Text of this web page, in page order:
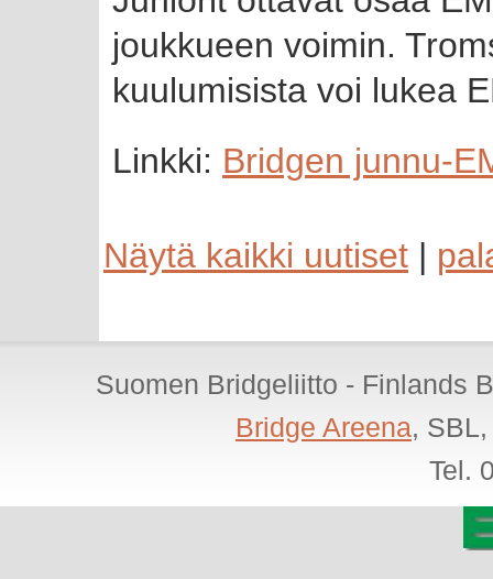
joukkueen voimin.
kuulumisista voi lukea
Linkki: Bridgen junnu-
Näytä kaikki uutiset |
Suomen Bridgeliitto - Finlands
Bridge Areena,
Tel.